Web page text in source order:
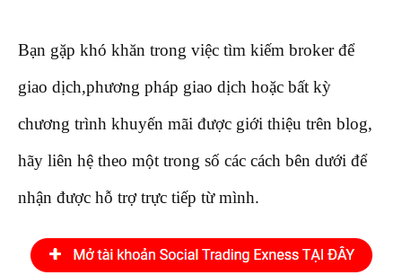
Bạn gặp khó khăn trong việc tìm kiếm broker để
giao dịch,phương pháp giao dịch hoặc bất kỳ
chương trình khuyến mãi được giới thiệu trên blog,
hãy liên hệ theo một trong số các cách bên dưới để
nhận được hỗ trợ trực tiếp từ mình.